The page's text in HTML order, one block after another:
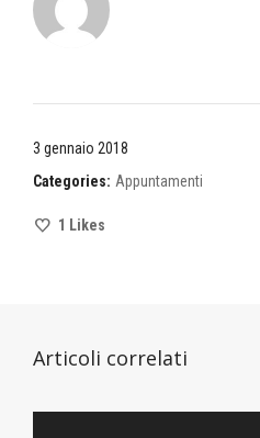
3 gennaio 2018
Categories: Appuntamenti
1 Likes
Articoli correlati